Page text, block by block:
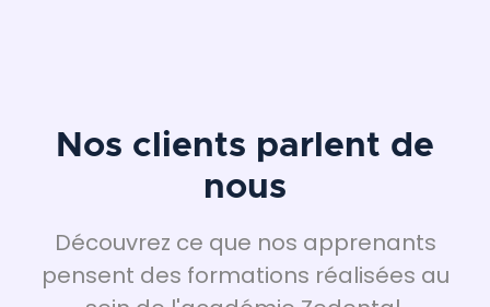
Nos clients parlent de
nous
Découvrez ce que nos apprenants
pensent des formations réalisées au